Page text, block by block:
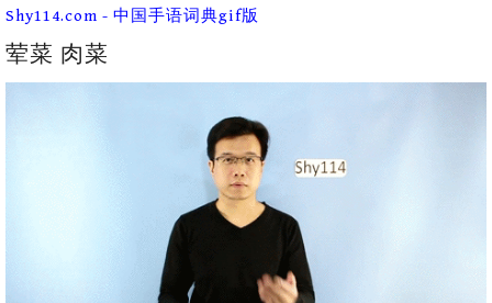
Skip
content
Shy114.com - 中国手语词典gif版
荤菜 肉菜